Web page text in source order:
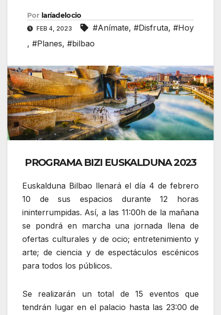
Por laríadelocio
FEB 4, 2023 #Anímate, #Disfruta, #Hoy
, #Planes, #bilbao
PROGRAMA BIZI EUSKALDUNA 2023
Euskalduna Bilbao llenará el día 4 de febrero
10 de sus espacios durante 12 horas
ininterrumpidas. Así, a las 11:00h de la mañana
se pondrá en marcha una jornada llena de
ofertas culturales y de ocio; entretenimiento y
arte; de ciencia y de espectáculos escénicos
para todos los públicos.
Se realizarán un total de 15 eventos que
tendrán lugar en el palacio hasta las 23:00 de